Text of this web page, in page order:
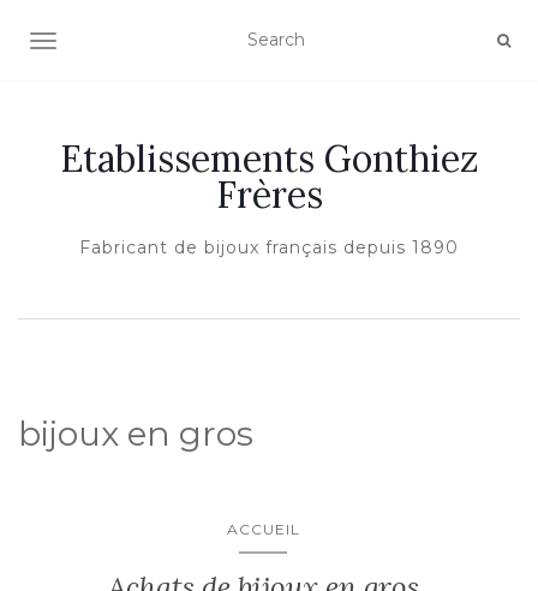
AFFICHER/MASQUER LA NAVIGATION
Etablissements Gonthiez
Frères
Fabricant de bijoux français depuis 1890
bijoux en gros
ACCUEIL